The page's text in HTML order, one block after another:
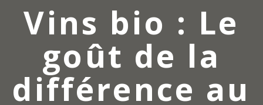
Vins bio : Le
goût de la
différence au